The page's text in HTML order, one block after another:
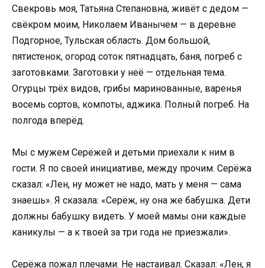
Свекровь моя, Татьяна Степановна, живёт с дедом —
свёкром моим, Николаем Иванычем — в деревне
Подгорное, Тульская область. Дом большой,
пятистенок, огород соток пятнадцать, баня, погреб с
заготовками. Заготовки у неё — отдельная тема.
Огурцы трёх видов, грибы маринованные, варенья
восемь сортов, компоты, аджика. Полный погреб. На
полгода вперёд.
Мы с мужем Серёжей и детьми приехали к ним в
гости. Я по своей инициативе, между прочим. Серёжа
сказал: «Лен, ну может не надо, мать у меня — сама
знаешь». Я сказала: «Серёж, ну она же бабушка. Дети
должны бабушку видеть. У моей мамы они каждые
каникулы — а к твоей за три года не приезжали».
Серёжа пожал плечами. Не настаивал. Сказал: «Лен, я